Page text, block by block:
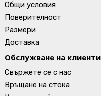
Общи условия
Поверителност
Размери
Доставка
Обслужване на клиенти
Свържете се с нас
Връщане на стока